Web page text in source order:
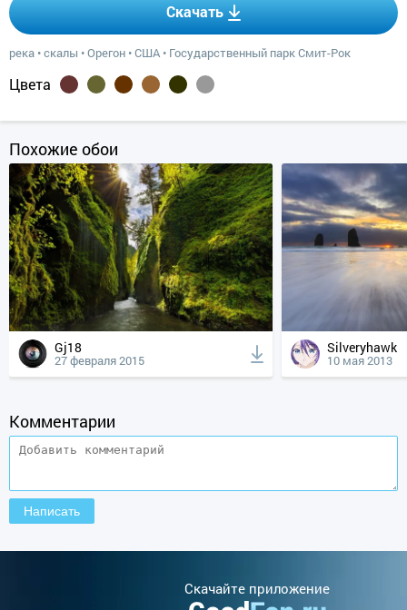
Скачать
река •скалы •Орегон •США • Государственный парк Смит-Рок
Цвета
Похожие обои
Gj18
27 февраля 2015
Silveryhawk
10 мая 2013
Комментарии
Cкачайте приложение